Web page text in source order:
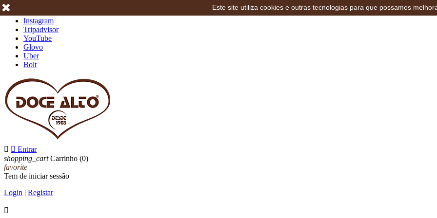
Instagram
Tripadvisor
YouTube
Glovo
Uber
Bolt
  Entrar
shopping_cart Carrinho (0)
favorite
Tem de iniciar sessão
Login | Registar

Este site utiliza cookies e outras tecnologias para que possamos